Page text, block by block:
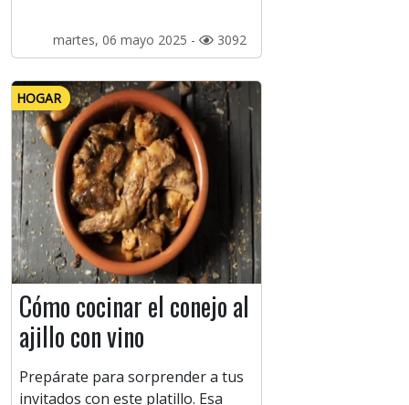
martes, 06 mayo 2025 - 3092
HOGAR
Cómo cocinar el conejo al
ajillo con vino
Prepárate para sorprender a tus
invitados con este platillo. Esa